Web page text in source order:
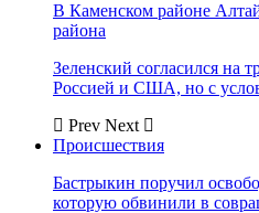
В Каменском районе
района
Зеленский согласился на
Россией и США, но с
Prev Next
Происшествия
Бастрыкин поручил
которую обвинили в